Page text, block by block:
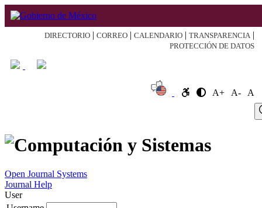
DIRECTORIO | CORREO | CALENDARIO | TRANSPARENCIA |
PROTECCIÓN DE DATOS
A+ A-
A
Open Journal Systems
Journal Help
User